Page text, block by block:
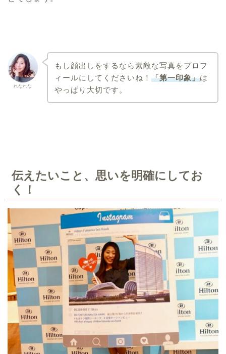
れなれな
もし顔出しをするなら素敵な写真をプロフ
ィールにしてくださいね！ 「第一印象」は
やっぱり大切です。
伝えたいこと、思いを明確にしてお
く！